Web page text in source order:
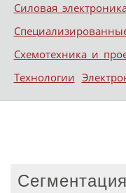
Силовая
Схемотехника и
Технологии